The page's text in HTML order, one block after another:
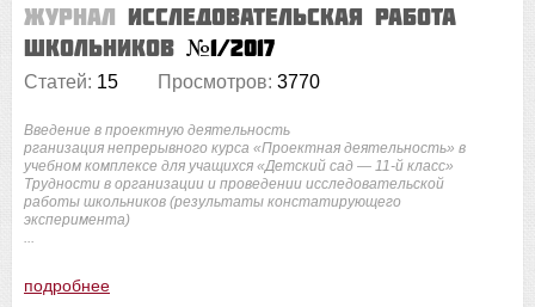
Журнал Исследовательская работа
школьников №1/2017
Статей: 15 Просмотров: 3770
Введение в проектную деятельность
рганизация непрерывного курса «Проектная деятельность» в
учебном комплексе для учащихся «Детский сад — 11-й класс»
Трудности в организации и проведении исследовательской
работы школьников (результаты констатирующего
эксперимента)
подробнее